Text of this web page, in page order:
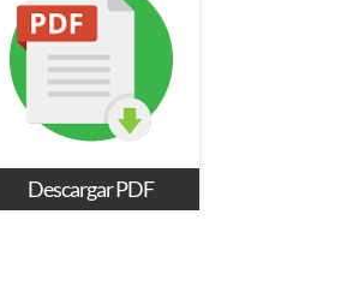
Descargar PDF